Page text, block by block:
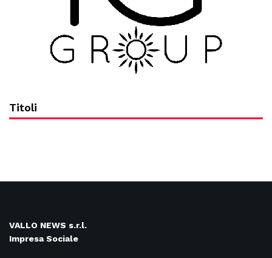
Titoli
VALLO NEWS s.r.l.
Impresa Sociale